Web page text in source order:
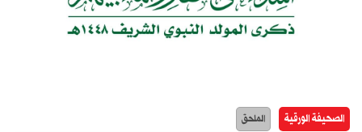
الصحيفة الورقية الملحق